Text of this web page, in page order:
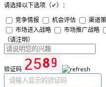
请选择以下选项（✔）：
竞争情报
机会评估 渠道
市场进入战略
市场推广战略
（请注明）
验证码